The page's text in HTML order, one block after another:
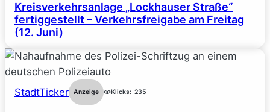
Kreisverkehrsanlage „Lockhauser Straße“
fertiggestellt – Verkehrsfreigabe am Freitag
(12. Juni)
StadtTicker Anzeige Klicks: 235